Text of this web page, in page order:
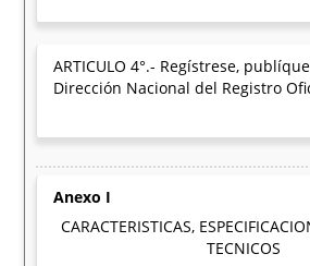
ARTICULO 4°.- Regístrese,
Dirección Nacional del Registro
Anexo I
CARACTERISTICAS,
TECNICOS